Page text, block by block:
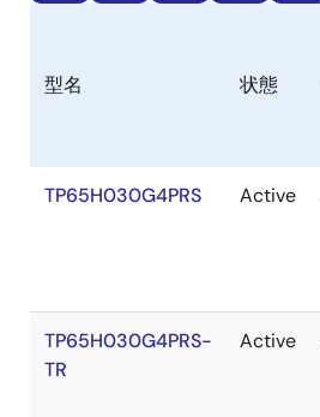
型名 状態
TP65H030G4PRS Active
TP65H030G4PRS-
TR
Active